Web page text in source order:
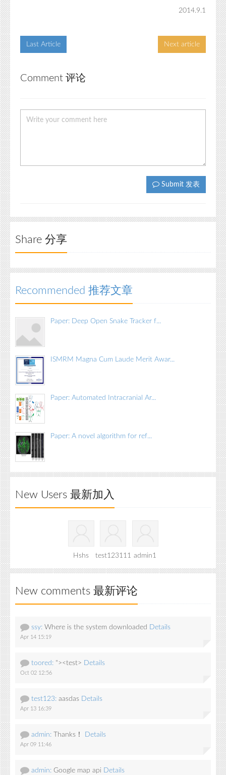
2014.9.1
Last Article Next article
Comment 评论
Submit 发表
Share 分享
Recommended 推荐文章
Paper: Deep Open Snake Tracker f...
ISMRM Magna Cum Laude Merit Awar...
Paper: Automated Intracranial Ar...
Paper: A novel algorithm for ref...
New Users 最新加入
Hshs test123111 admin1
New comments 最新评论
ssy: Where is the system downloaded Details
Apr 14 15:19
toored: "><test> Details
Oct 02 12:56
test123: aasdas Details
Apr 13 16:39
admin: Thanks！ Details
Apr 09 11:46
admin: Google map api Details